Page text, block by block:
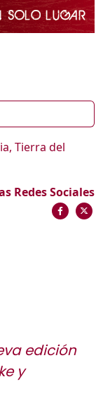
Tierra del
Redes Sociales
edición
y